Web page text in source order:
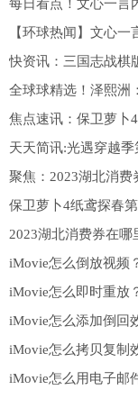
【环球热闻】文心
iMovie怎么倒放视频
iMovie怎么即时重放
iMovie怎么添加倒回
iMovie怎么拷贝复制
iMovie怎么用电子邮